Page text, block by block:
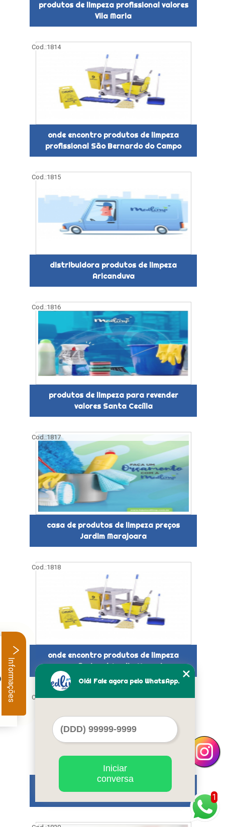
produtos de limpeza profissional valores
Vila Maria
Cod.:1814
onde encontro produtos de limpeza
profissional São Bernardo do Campo
Cod.:1815
distribuidora produtos de limpeza
Aricanduva
Cod.:1816
produtos de limpeza para revender
valores Santa Cecília
Cod.:1817
casa de produtos de limpeza preços
Jardim Marajoara
Cod.:1818
onde encontro produtos de limpeza
profissional Jardim Vazani
Cod.:1819
onde encontrar produtos de limpeza
1
Olá! Fale agora pelo WhatsApp.
Iniciar
conversa
Informações